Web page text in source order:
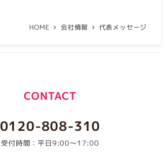
HOME 会社情報 代表メッセージ
CONTACT
0120-808-310
受付時間：平日9:00～17:00